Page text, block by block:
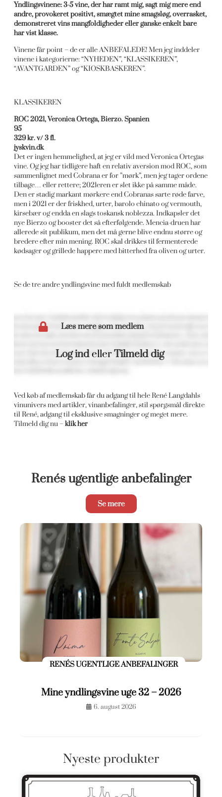
Yndlingsvinene: 3-5 vine, der har ramt mig, sagt mig mere end
andre, provokeret positivt, smægtet mine smagsløg, overrasket,
demonstreret vins mangfoldigheder eller ganske enkelt bare
har vist klasse.
Vinene får point – de er alle ANBEFALEDE! Men jeg inddeler
vinene i kategorierne: “NYHEDEN”, “KLASSIKEREN”,
“AVANTGARDEN” og “KIOSKBASKEREN”.
KLASSIKEREN
ROC 2021, Veronica Ortega, Bierzo. Spanien
95
329 kr. v/ 3 fl.
jyskvin.dk
Det er ingen hemmelighed, at jeg er vild med Veronica Ortegas
vine. Og jeg har tidligere haft en relativ aversion mod ROC, som
sammenlignet med Cobrana er for ”mørk”, men jeg tager ordene
tilbage… eller rettere; 2021eren er slet ikke på samme måde.
Den er stadig markant mørkere end Cobranas sarte røde farve,
men i 2021 er der friskhed, urter, barolo chinato og vermouth,
kirsebær og endda en slags toskansk noblezza. Indkapsler det
nye Bierzo og booster det så efterfølgende. Mencia-druen har
allerede sit publikum, men det må gerne blive endnu større og
bredere efter min mening. ROC skal drikkes til fermenterede
kødsager og grillede happere med bitterhed fra oliven og urter.
Se de tre andre yndlingsvine med fuldt medlemskab
Læs mere som medlem
Log indellerTilmeld dig
Ved køb af medlemskab får du adgang til hele René Langdahls
vinunivers med artikler, vinanbefalinger, stil spørgsmål direkte
til René, adgang til eksklusive smagninger og meget mere.
Tilmeld dig nu –klik her
Renés ugentlige anbefalinger
Se mere
RENÉS UGENTLIGE ANBEFALINGER
Mine yndlingsvine uge 32 – 2026
6. august 2026
Nyeste produkter